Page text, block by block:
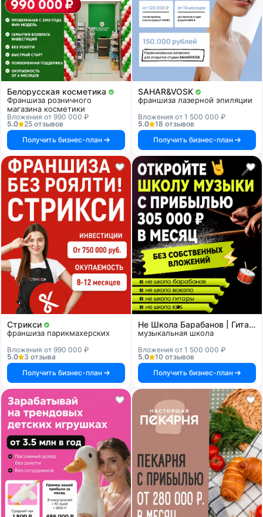
Белорусская косметика
Франшиза розничного
магазина косметики
Вложения от 990 000 ₽
5.0
25 отзывов
Получить бизнес-план
SAHAR&VOSK
франшиза лазерной эпиляции
Вложения от 1 500 000 ₽
5.0
18 отзывов
Получить бизнес-план
Стрикси
франшиза парикмахерских
Вложения от 990 000 ₽
5.0
3 отзыва
Получить бизнес-план
Не Школа Барабанов | Гитары | Вокала | KIDS
музыкальная школа
Вложения от 1 500 000 ₽
5.0
10 отзывов
Получить бизнес-план